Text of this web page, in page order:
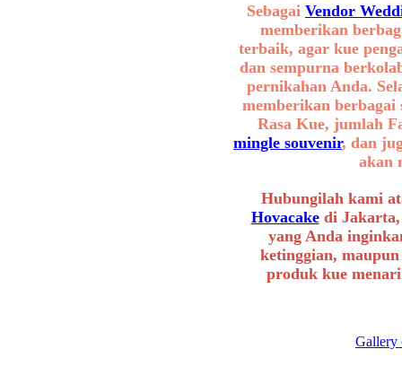
Sebagai Vendor
memberikan
terbaik, agar kue
dan sempurna
pernikahan Anda.
memberikan
Rasa Kue, jumlah
mingle souvenir, dan
akan
Hubungilah kami
Hovacakedi Jakarta,
yang Anda
ketinggian,
produk kue
Gallery